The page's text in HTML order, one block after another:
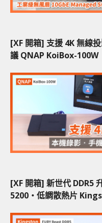
[XF 開箱] 支援 4K 無線
議 QNAP KoiBox-100W
[XF 開箱] 新世代 DDR5
5200‧低調散熱片